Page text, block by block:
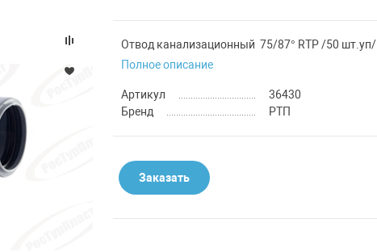
Отвод канализационный 75/87° RTP /50 шт.уп/
Полное описание
Артикул
36430
Бренд
РТП
Заказать